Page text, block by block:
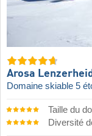
Arosa
Domaine skiable 5
Taille du
Diversité